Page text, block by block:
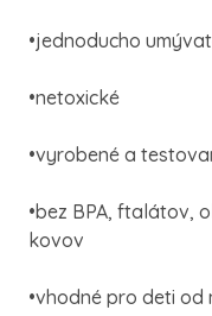
•jednoducho
•netoxické
•vyrobené a
•bez BPA, ftalátov,
kovov
•vhodné pro deti od